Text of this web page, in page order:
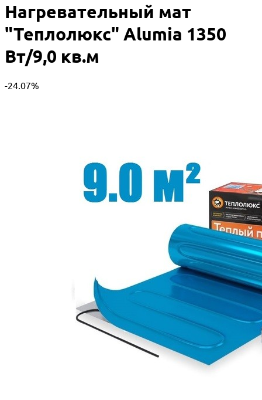
Нагревательный мат
"Теплолюкс" Alumia 1350
Вт/9,0 кв.м
-24.07%